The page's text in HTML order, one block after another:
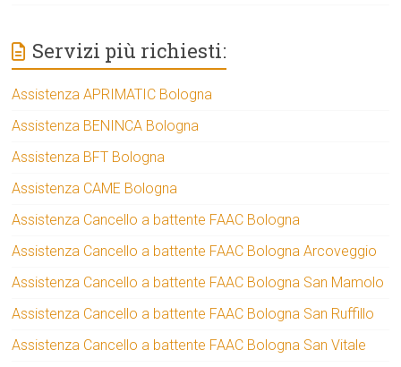
Servizi più richiesti:
Assistenza APRIMATIC Bologna
Assistenza BENINCA Bologna
Assistenza BFT Bologna
Assistenza CAME Bologna
Assistenza Cancello a battente FAAC Bologna
Assistenza Cancello a battente FAAC Bologna Arcoveggio
Assistenza Cancello a battente FAAC Bologna San Mamolo
Assistenza Cancello a battente FAAC Bologna San Ruffillo
Assistenza Cancello a battente FAAC Bologna San Vitale